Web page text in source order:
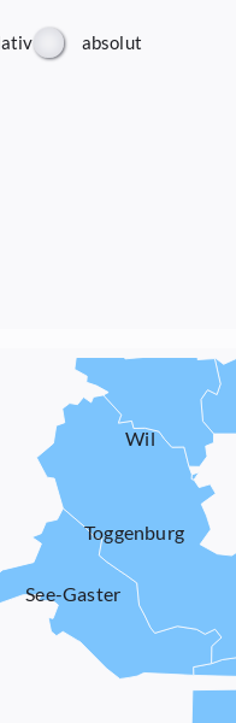
absolut
Wil
Toggenburg
See-Gaster